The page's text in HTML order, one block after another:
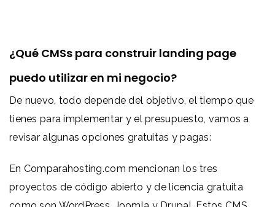
¿Qué CMSs para construir landing page
puedo utilizar en mi negocio?
De nuevo, todo depende del objetivo, el tiempo que
tienes para implementar y el presupuesto, vamos a
revisar algunas opciones gratuitas y pagas:
En Comparahosting.com mencionan los tres
proyectos de código abierto y de licencia gratuita